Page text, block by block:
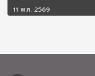
11 พ.ค. 2569